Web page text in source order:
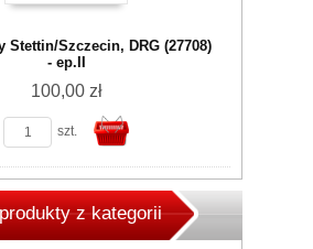
koszyka
Stettin/Szczecin, DRG (27708)
- ep.II
100,00 zł
szt.
z kategorii